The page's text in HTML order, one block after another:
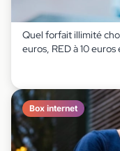
Quel forfait illimité
euros, RED à 10
Box internet